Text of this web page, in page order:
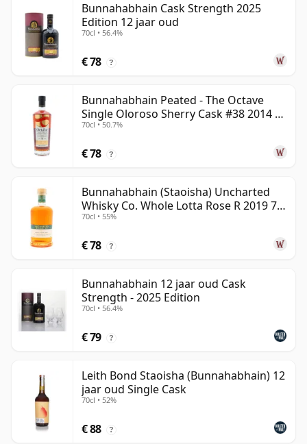
Bunnahabhain Cask Strength 2025
Edition 12 jaar oud
70cl • 56.4%
€ 78 ?
Bunnahabhain Peated - The Octave
Single Oloroso Sherry Cask #38 2014 9
jaar oud
70cl • 50.7%
€ 78 ?
Bunnahabhain (Staoisha) Uncharted
Whisky Co. Whole Lotta Rose R 2019 7
jaar oud
70cl • 55%
€ 78 ?
Bunnahabhain 12 jaar oud Cask
Strength - 2025 Edition
70cl • 56.4%
€ 79 ?
Leith Bond Staoisha (Bunnahabhain) 12
jaar oud Single Cask
70cl • 52%
€ 88 ?